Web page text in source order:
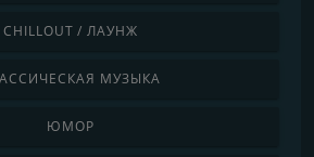
CHILLOUT / ЛАУНЖ
МУЗЫКА
ЮМОР